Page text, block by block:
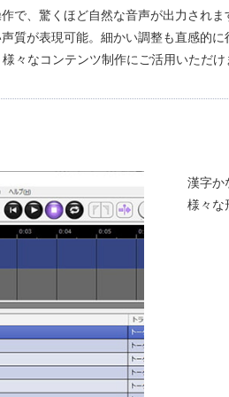
で、驚くほど自然な音声が出力されま
質が表現可能。細かい調整も直感的に
々なコンテンツ制作にご活用いただけ
漢字か
様々な